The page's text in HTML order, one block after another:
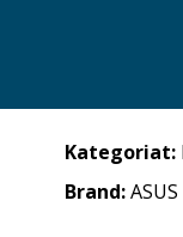
Kategoriat:
Brand:ASUS